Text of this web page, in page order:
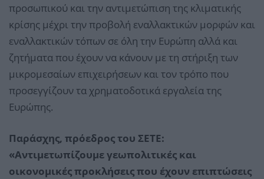
προσωπικού και την αντιμετώπιση της κλιματικής
κρίσης μέχρι την προβολή εναλλακτικών μορφών και
εναλλακτικών τόπων σε όλη την Ευρώπη αλλά και
ζητήματα που έχουν να κάνουν με τη στήριξη των
μικρομεσαίων επιχειρήσεων και τον τρόπο που
προσεγγίζουν τα χρηματοδοτικά εργαλεία της
Ευρώπης.
Παράσχης, πρόεδρος του ΣΕΤΕ:
«Αντιμετωπίζουμε γεωπολιτικές και
οικονομικές προκλήσεις που έχουν επιπτώσεις